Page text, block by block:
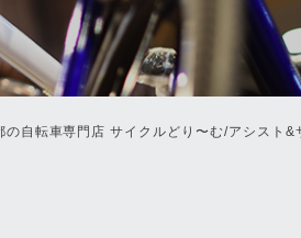
の自転車専門店 サイクルどり〜む/アシスト&